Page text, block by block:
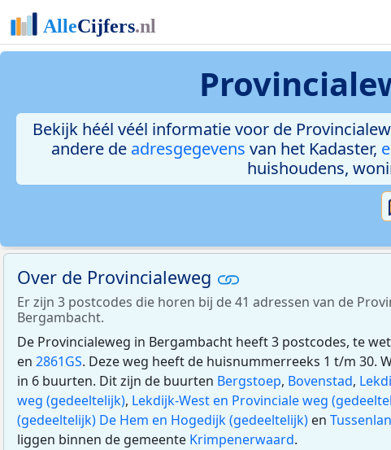
Bekijk héél véél informatie voor de
andere de adresgegevens van het Kadaster,
huishoudens,
Over de Provincialeweg
Er zijn 3 postcodes die horen bij de 41 adressen van de
Bergambacht.
De Provincialeweg in Bergambacht heeft 3 postcodes, te
en 2861GS. Deze weg heeft de huisnummerreeks 1 t/m 30.
in 6 buurten. Dit zijn de buurten Bergstoep, Bovenstad,
weg (gedeeltelijk), Lekdijk-West en Provinciale weg
(gedeeltelijk) De Hem en Hogedijk (gedeeltelijk) en
liggen binnen de gemeente Krimpenerwaard.